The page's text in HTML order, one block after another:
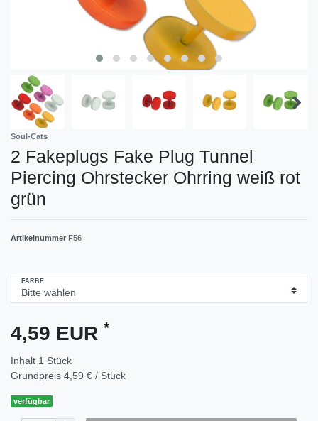
Soul-Cats
2 Fakeplugs Fake Plug Tunnel
Piercing Ohrstecker Ohrring weiß rot
grün
Artikelnummer F56
FARBE
4,59 EUR *
Inhalt 1 Stück
Grundpreis 4,59 € / Stück
verfügbar